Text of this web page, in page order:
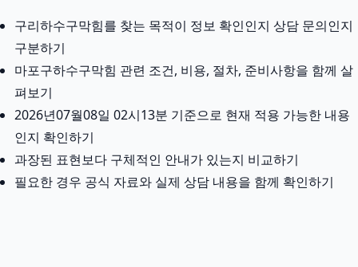
구리하수구막힘를 찾는 목적이 정보 확인인지 상담 문의인지
구분하기
마포구하수구막힘 관련 조건, 비용, 절차, 준비사항을 함께 살
펴보기
2026년07월08일 02시13분 기준으로 현재 적용 가능한 내용
인지 확인하기
과장된 표현보다 구체적인 안내가 있는지 비교하기
필요한 경우 공식 자료와 실제 상담 내용을 함께 확인하기